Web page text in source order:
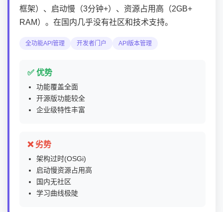
框架）、启动慢（3分钟+）、资源占用高（2GB+
RAM）。在国内几乎没有社区和技术支持。
全功能API管理 开发者门户 API版本管理
✅ 优势
功能覆盖全面
开源版功能较全
企业级特性丰富
❌ 劣势
架构过时(OSGi)
启动慢资源占用高
国内无社区
学习曲线极陡